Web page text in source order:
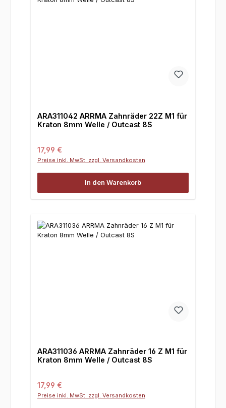
ARA311042 ARRMA Zahnräder 22Z M1 für
Kraton 8mm Welle / Outcast 8S
Regulärer Preis:
17,99 €
Preise inkl. MwSt. zzgl. Versandkosten
In den Warenkorb
ARA311036 ARRMA Zahnräder 16 Z M1 für
Kraton 8mm Welle / Outcast 8S
Regulärer Preis:
17,99 €
Preise inkl. MwSt. zzgl. Versandkosten